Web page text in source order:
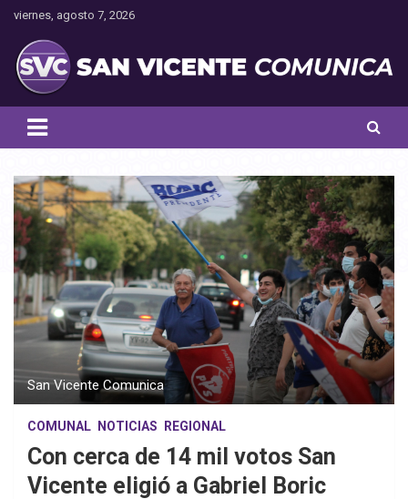
Saltar
contenido
viernes, agosto 7, 2026
San Vicente Comunica
Toda la actualidad noticiosa de nuestra comuna
San Vicente Comunica
COMUNAL NOTICIAS REGIONAL
Con cerca de 14 mil votos San
Vicente eligió a Gabriel Boric